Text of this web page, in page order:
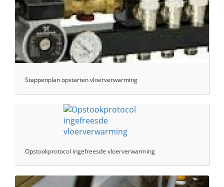
Stappenplan opstarten vloerverwarming
Opstookprotocol ingefreesde vloerverwarming